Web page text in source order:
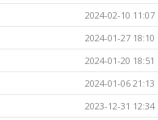
2024-02-10 11:07
2024-01-27 18:10
2024-01-20 18:51
2024-01-06 21:13
2023-12-31 12:34